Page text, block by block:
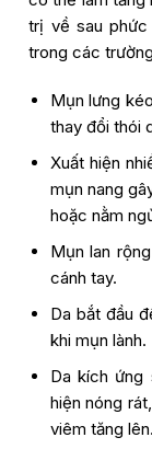
trị về sau
trong các
Mụn lưng
thay đổi thói
Xuất hiện
mụn nang
hoặc nằm
Mụn lan
cánh tay.
Da bắt đầu
khi mụn lành.
Da kích ứng
hiện nóng
viêm tăng lên.